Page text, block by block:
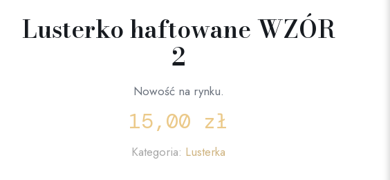
Lusterko haftowane WZÓR
2
Nowość na rynku.
15,00 zł
Kategoria: Lusterka